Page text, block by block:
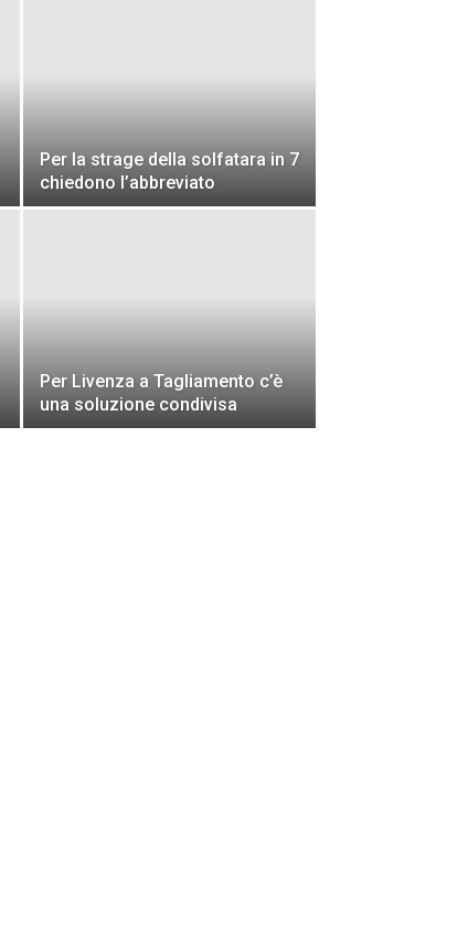
Per la strage della solfatara in 7
chiedono l’abbreviato
Per Livenza a Tagliamento c’è
una soluzione condivisa